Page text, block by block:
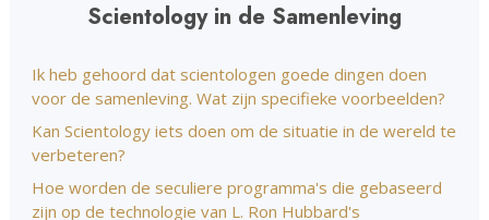
Scientology in de Samenleving
Ik heb gehoord dat scientologen goede dingen doen
voor de samenleving. Wat zijn specifieke voorbeelden?
Kan Scientology iets doen om de situatie in de wereld te
verbeteren?
Hoe worden de seculiere programma's die gebaseerd
zijn op de technologie van L. Ron Hubbard's